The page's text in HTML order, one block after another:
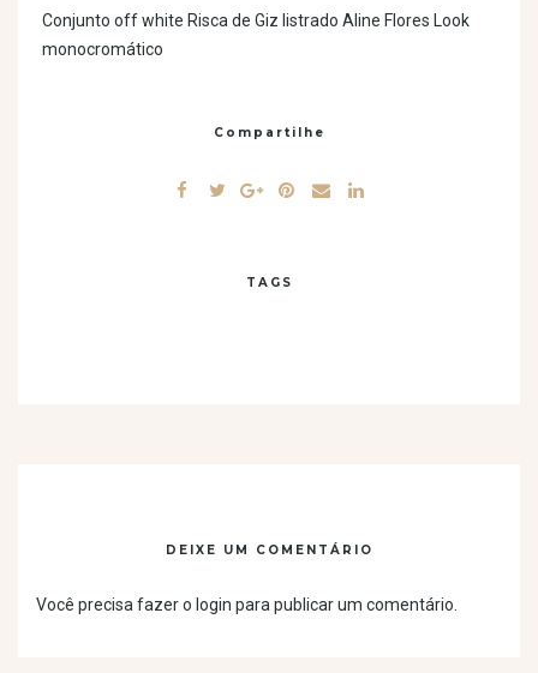
Conjunto off white Risca de Giz listrado Aline Flores Look
monocromático
Compartilhe
TAGS
DEIXE UM COMENTÁRIO
Você precisa fazer o login para publicar um comentário.